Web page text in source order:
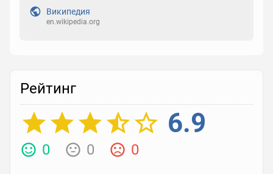
Википедия
en.wikipedia.org
Рейтинг
6.9
0 0 0